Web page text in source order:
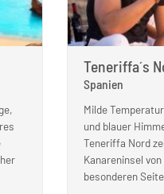
Teneriffa´s
Spanien
Milde
und blauer
Teneriffa Nord
Kanareninsel
besonderen Seite